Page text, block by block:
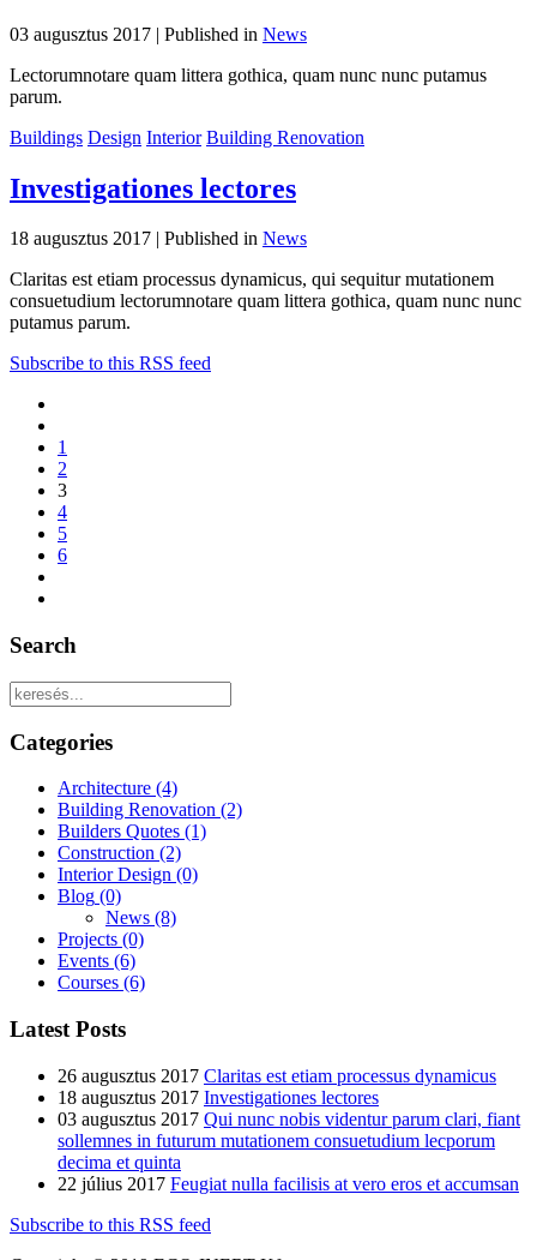
03 augusztus 2017 | Published in News
Lectorumnotare quam littera gothica, quam nunc nunc putamus
parum.
Buildings Design Interior Building Renovation
Investigationes lectores
18 augusztus 2017 | Published in News
Claritas est etiam processus dynamicus, qui sequitur mutationem
consuetudium lectorumnotare quam littera gothica, quam nunc nunc
putamus parum.
Subscribe to this RSS feed
1
2
3
4
5
6
Search
Categories
Architecture (4)
Building Renovation (2)
Builders Quotes (1)
Construction (2)
Interior Design (0)
Blog (0)
News (8)
Projects (0)
Events (6)
Courses (6)
Latest Posts
26 augusztus 2017 Claritas est etiam processus dynamicus
18 augusztus 2017 Investigationes lectores
03 augusztus 2017 Qui nunc nobis videntur parum clari, fiant
sollemnes in futurum mutationem consuetudium lecporum
decima et quinta
22 július 2017 Feugiat nulla facilisis at vero eros et accumsan
Subscribe to this RSS feed